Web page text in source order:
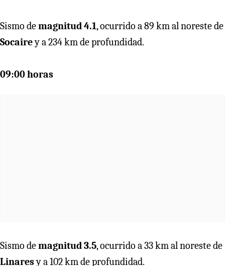
Sismo demagnitud 4.1, ocurrido a 89 km al noreste de
Socairey a 234 km de profundidad.
09:00 horas
Sismo demagnitud 3.5, ocurrido a 33 km al noreste de
Linaresy a 102 km de profundidad.